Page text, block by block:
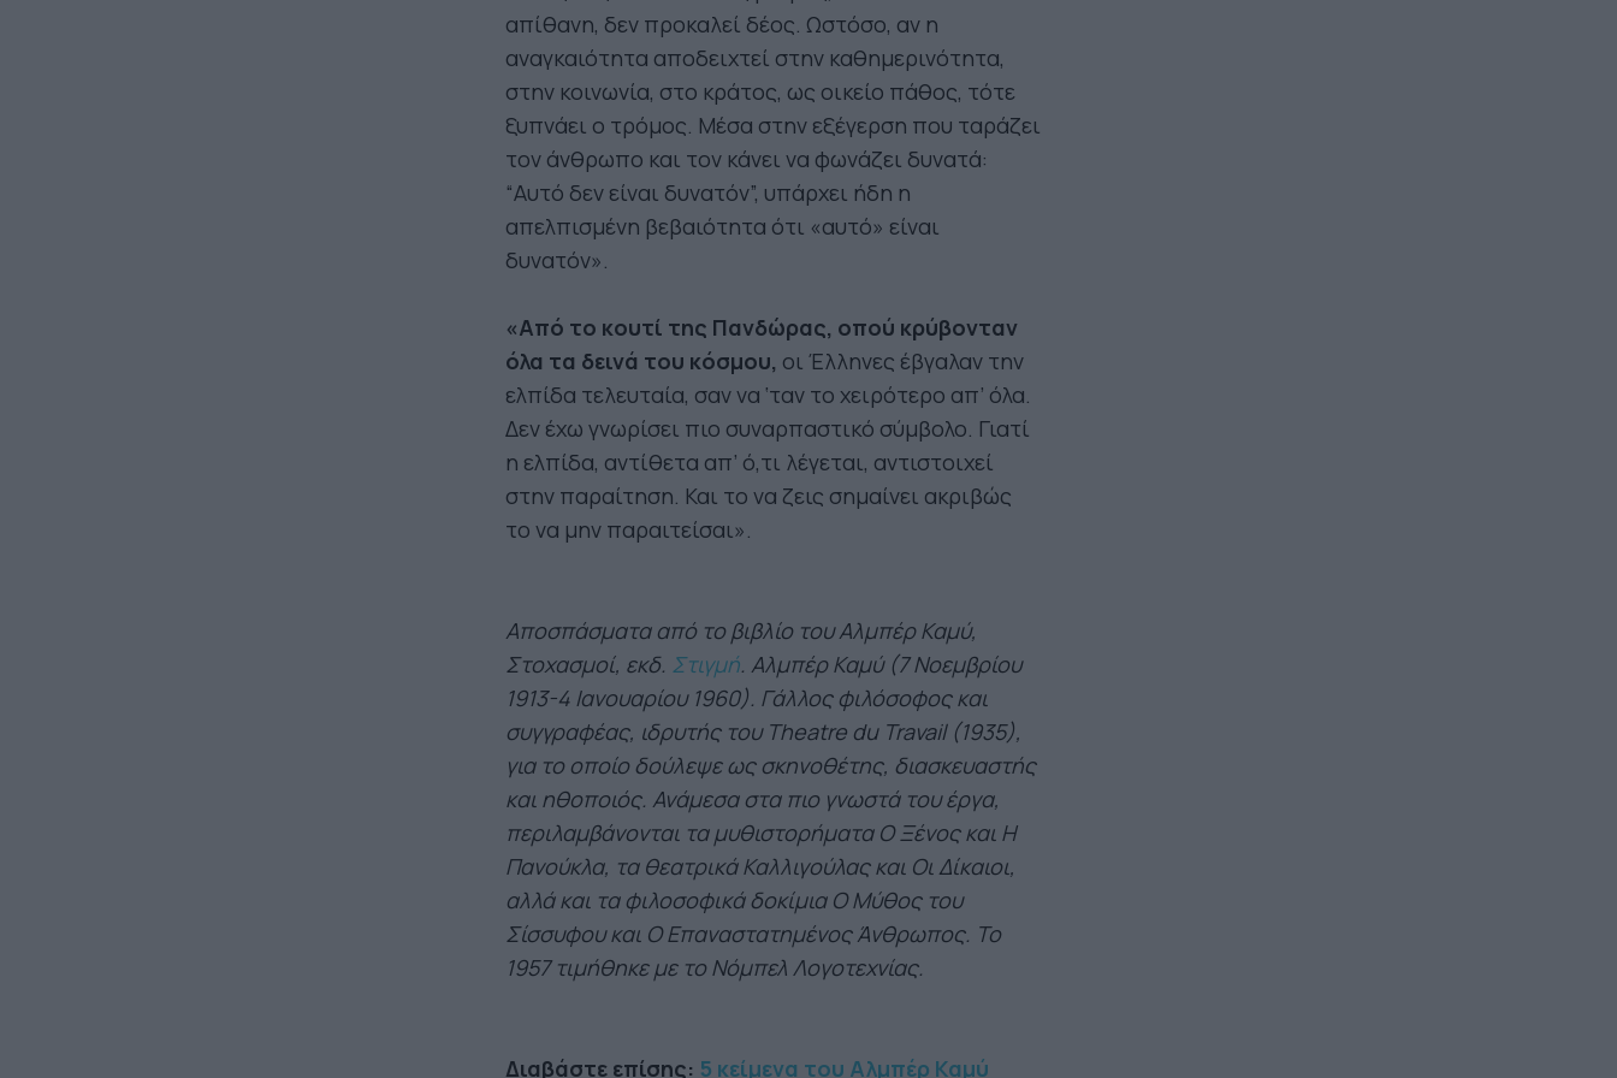
απίθανη, δεν προκαλεί δέος. Ωστόσο, αν η
αναγκαιότητα αποδειχτεί στην καθημερινότητα,
στην κοινωνία, στο κράτος, ως οικείο πάθος, τότε
ξυπνάει ο τρόμος. Μέσα στην εξέγερση που ταράζει
τον άνθρωπο και τον κάνει να φωνάζει δυνατά:
“Αυτό δεν είναι δυνατόν”, υπάρχει ήδη η
απελπισμένη βεβαιότητα ότι «αυτό» είναι
δυνατόν».
«Από το κουτί της Πανδώρας, οπού κρύβονταν
όλα τα δεινά του κόσμου, οι Έλληνες έβγαλαν την
ελπίδα τε­λευταία, σαν να ‘ταν το χειρότερο απ’ όλα.
Δεν έχω γνω­ρίσει πιο συναρπαστικό σύμβολο. Γιατί
η ελπίδα, αντί­θετα απ’ ό,τι λέγεται, αντιστοιχεί
στην παραίτηση. Και το να ζεις σημαίνει ακριβώς
το να μην παραιτείσαι».
Αποσπάσματα από το βιβλίο του Αλμπέρ Καμύ,
Στοχασμοί, εκδ. Στιγμή. Αλμπέρ Καμύ (7 Νοεμβρίου
1913-4 Ιανουαρίου 1960). Γάλλος φιλόσοφος και
συγγραφέας, ιδρυτής του Theatre du Travail (1935),
για το οποίο δούλεψε ως σκηνοθέτης, διασκευαστής
και ηθοποιός. Ανάμεσα στα πιο γνωστά του έργα,
περιλαμβάνονται τα μυθιστορήματα Ο Ξένος και Η
Πανούκλα, τα θεατρικά Καλλιγούλας και Οι Δίκαιοι,
αλλά και τα φιλοσοφικά δοκίμια Ο Μύθος του
Σίσσυφου και Ο Επαναστατημένος Άνθρωπος. Το
1957 τιμήθηκε με το Νόμπελ Λογοτεχνίας.
Διαβάστε επίσης: 5 κείμενα του Αλμπέρ Καμύ